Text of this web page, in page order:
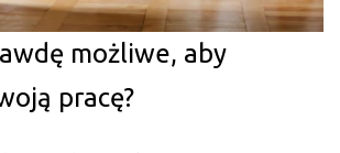
możliwe, aby
pracę?